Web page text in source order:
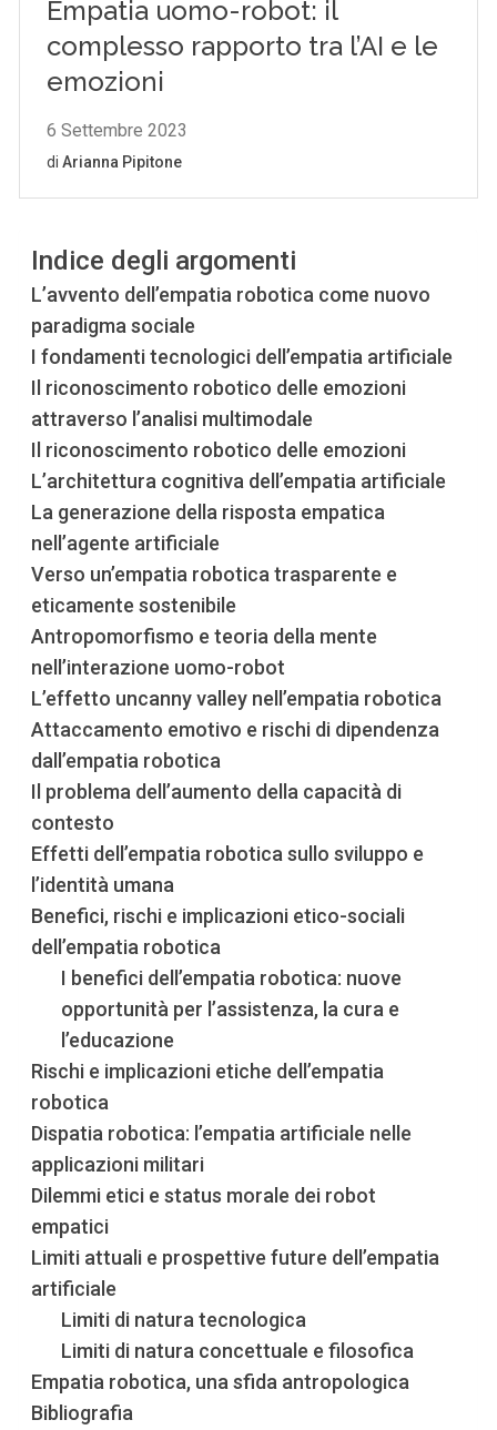
Indice degli argomenti
L’avvento dell’empatia robotica come nuovo
paradigma sociale
I fondamenti tecnologici dell’empatia artificiale
Il riconoscimento robotico delle emozioni
attraverso l’analisi multimodale
Il riconoscimento robotico delle emozioni
L’architettura cognitiva dell’empatia artificiale
La generazione della risposta empatica
nell’agente artificiale
Verso un’empatia robotica trasparente e
eticamente sostenibile
Antropomorfismo e teoria della mente
nell’interazione uomo-robot
L’effetto uncanny valley nell’empatia robotica
Attaccamento emotivo e rischi di dipendenza
dall’empatia robotica
Il problema dell’aumento della capacità di
contesto
Effetti dell’empatia robotica sullo sviluppo e
l’identità umana
Benefici, rischi e implicazioni etico-sociali
dell’empatia robotica
I benefici dell’empatia robotica: nuove
opportunità per l’assistenza, la cura e
l’educazione
Rischi e implicazioni etiche dell’empatia
robotica
Dispatia robotica: l’empatia artificiale nelle
applicazioni militari
Dilemmi etici e status morale dei robot
empatici
Limiti attuali e prospettive future dell’empatia
artificiale
Limiti di natura tecnologica
Limiti di natura concettuale e filosofica
Empatia robotica, una sfida antropologica
Bibliografia